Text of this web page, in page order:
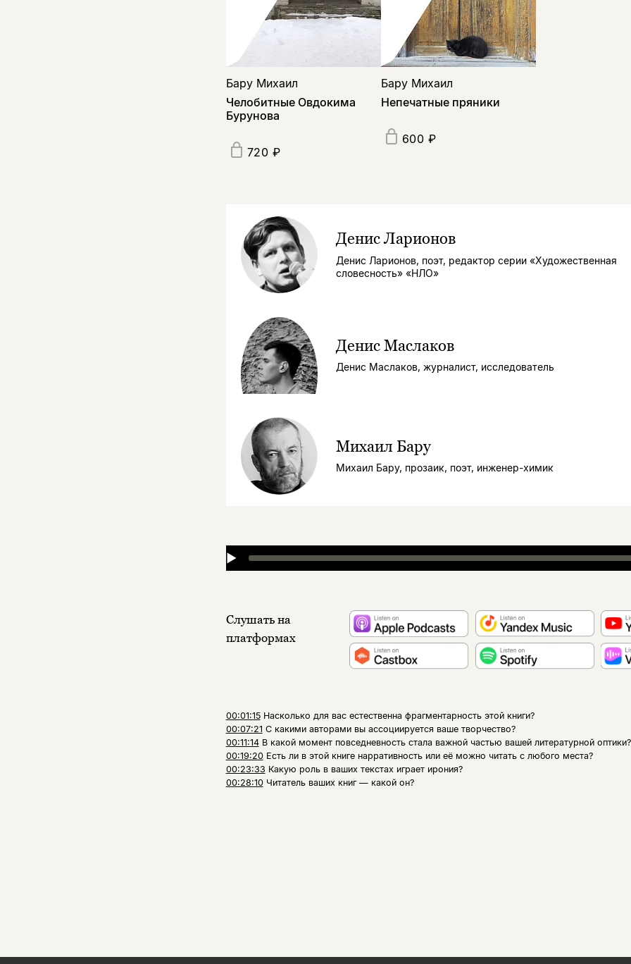
Бару Михаил
Челобитные Овдокима
Бурунова
720 ₽
Бару Михаил
Непечатные пряники
600 ₽
Денис Ларионов
Денис Ларионов, поэт, редактор серии «Художественная
словесность» «НЛО»
Денис Маслаков
Денис Маслаков, журналист, исследователь
Михаил Бару
Михаил Бару, прозаик, поэт, инженер-химик
▶
Слушать на
платформах
00:01:15 Насколько для вас естественна фрагментарность этой книги?
00:07:21 С какими авторами вы ассоциируется ваше творчество?
00:11:14 В какой момент повседневность стала важной частью вашей литературной оптики?
00:19:20 Есть ли в этой книге нарративность или её можно читать с любого места?
00:23:33 Какую роль в ваших текстах играет ирония?
00:28:10 Читатель ваших книг — какой он?